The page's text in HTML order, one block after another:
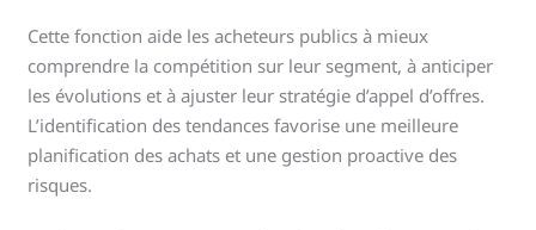
Cette fonction aide les acheteurs publics à mieux
comprendre la compétition sur leur segment, à anticiper
les évolutions et à ajuster leur stratégie d’appel d’offres.
L’identification des tendances favorise une meilleure
planification des achats et une gestion proactive des
risques.